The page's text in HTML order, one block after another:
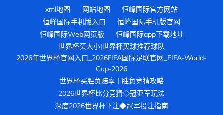
xml地图 网站地图
恒峰国际官方网站
恒峰国际手机版入口
恒峰国际手机版官网
恒峰国际Web网页版
恒峰国际app下载地址
世界杯买大小|世界杯买球推荐球队
2026年世界杯官网入口_2026FIFA国际足联官网_FIFA-World-
Cup-2026
世界杯买胜负赔率丨胜负竞猜攻略
2026世界杯比分竞猜◇冠亚军玩法
深度2026世界杯下注◆冠军投注指南